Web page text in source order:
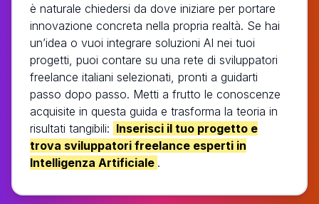
è naturale chiedersi da dove iniziare per portare
innovazione concreta nella propria realtà. Se hai
un’idea o vuoi integrare soluzioni AI nei tuoi
progetti, puoi contare su una rete di sviluppatori
freelance italiani selezionati, pronti a guidarti
passo dopo passo. Metti a frutto le conoscenze
acquisite in questa guida e trasforma la teoria in
risultati tangibili: Inserisci il tuo progetto e
trova sviluppatori freelance esperti in
Intelligenza Artificiale .